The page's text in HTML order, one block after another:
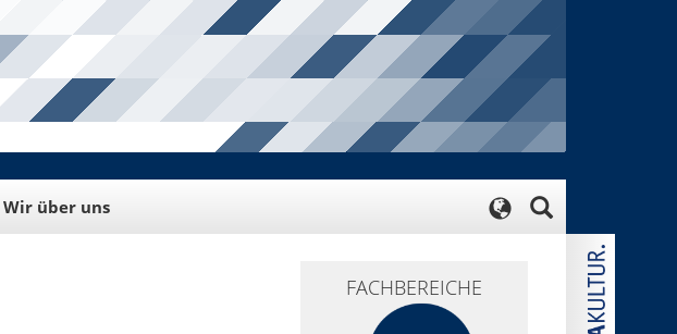
Wir über uns
FACHBEREICHE